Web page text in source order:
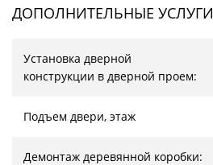
ДОПОЛНИТЕЛЬНЫЕ УСЛУГИ
Установка дверной
конструкции в дверной проем:
Подъем двери, этаж
Демонтаж деревянной коробки: